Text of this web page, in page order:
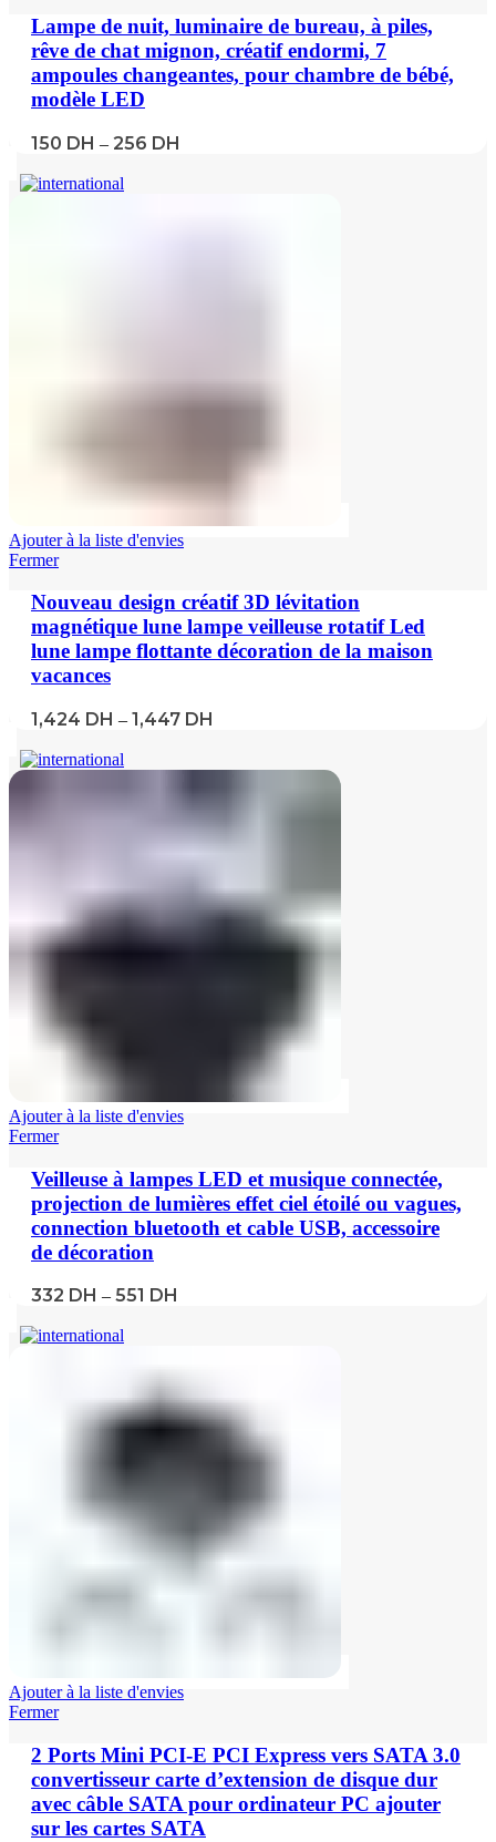
Lampe de nuit, luminaire de bureau, à piles,
rêve de chat mignon, créatif endormi, 7
ampoules changeantes, pour chambre de bébé,
modèle LED
150 DH – 256 DH
Ajouter à la liste d'envies
Fermer
Nouveau design créatif 3D lévitation
magnétique lune lampe veilleuse rotatif Led
lune lampe flottante décoration de la maison
vacances
1,424 DH – 1,447 DH
Ajouter à la liste d'envies
Fermer
Veilleuse à lampes LED et musique connectée,
projection de lumières effet ciel étoilé ou vagues,
connection bluetooth et cable USB, accessoire
de décoration
332 DH – 551 DH
Ajouter à la liste d'envies
Fermer
2 Ports Mini PCI-E PCI Express vers SATA 3.0
convertisseur carte d’extension de disque dur
avec câble SATA pour ordinateur PC ajouter
sur les cartes SATA